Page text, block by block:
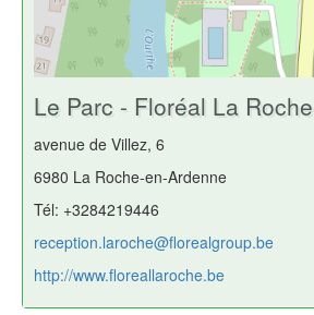
Le Parc - Floréal La Roche
avenue de Villez, 6
6980 La Roche-en-Ardenne
Tél: +3284219446
reception.laroche@florealgroup.be
http://www.floreallaroche.be